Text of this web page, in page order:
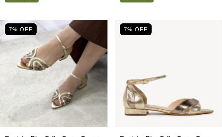
7% OFF 7% OFF